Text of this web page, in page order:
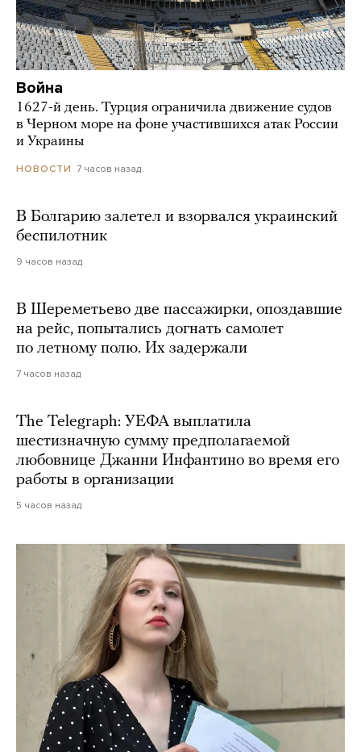
Война
1627-й день. Турция ограничила движение судов
в Черном море на фоне участившихся атак России
и Украины
НОВОСТИ 7 часов назад
В Болгарию залетел и взорвался украинский
беспилотник
9 часов назад
В Шереметьево две пассажирки, опоздавшие
на рейс, попытались догнать самолет
по летному полю. Их задержали
7 часов назад
The Telegraph: УЕФА выплатила
шестизначную сумму предполагаемой
любовнице Джанни Инфантино во время его
работы в организации
5 часов назад